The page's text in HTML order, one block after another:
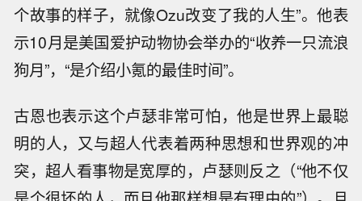
个故事的样子，就像Ozu改变了我的人生”。他表
示10月是美国爱护动物协会举办的“收养一只流浪
狗月”，“是介绍小氪的最佳时间”。
古恩也表示这个卢瑟非常可怕，他是世界上最聪
明的人，又与超人代表着两种思想和世界观的冲
突，超人看事物是宽厚的，卢瑟则反之（“他不仅